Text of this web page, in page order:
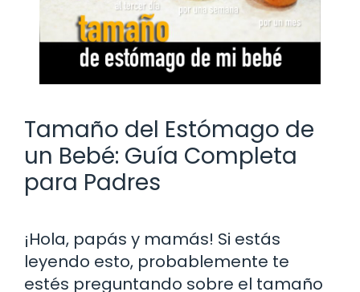
Tamaño del Estómago de
un Bebé: Guía Completa
para Padres
¡Hola, papás y mamás! Si estás
leyendo esto, probablemente te
estés preguntando sobre el tamaño